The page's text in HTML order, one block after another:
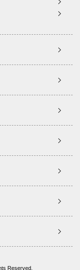
Reserved.